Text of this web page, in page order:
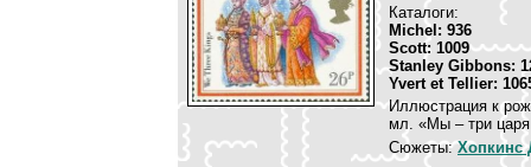
Каталоги:
Michel: 936
Scott: 1009
Stanley Gibbons:
Yvert et Tellier:
Иллюстрация к
мл. «Мы – три царя
Сюжеты:Хопкинс